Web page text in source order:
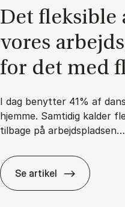
Det flek­sib­le
vo­res
for det med
I dag benytter 41% af
hjemme. Samtidig kalder
tilbage på arbejdspladsen…
Se artikel
Det flek­sib­le